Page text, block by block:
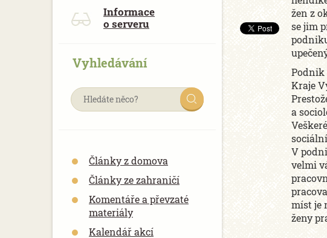
Informace
o serveru
Vyhledávání
Články z domova
Články ze zahraničí
Komentáře a převzaté
materiály
Kalendář akcí
žen z
se jim
Podnik
Kraje
a
V
velmi
míst je
ženy